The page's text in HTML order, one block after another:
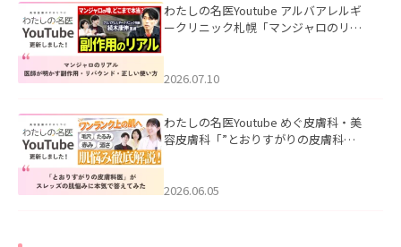
わたしの名医Youtube アルバアレルギ
ークリニック札幌「マンジャロのリア
た。
2026.07.10
わたしの名医Youtube めぐ皮膚科・美
容皮膚科「”とおりすがりの皮膚科
2026.06.05